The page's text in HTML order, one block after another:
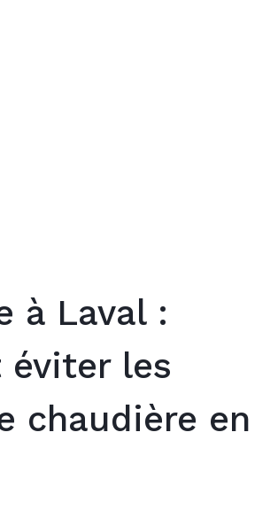
à Laval :
éviter les
chaudière en